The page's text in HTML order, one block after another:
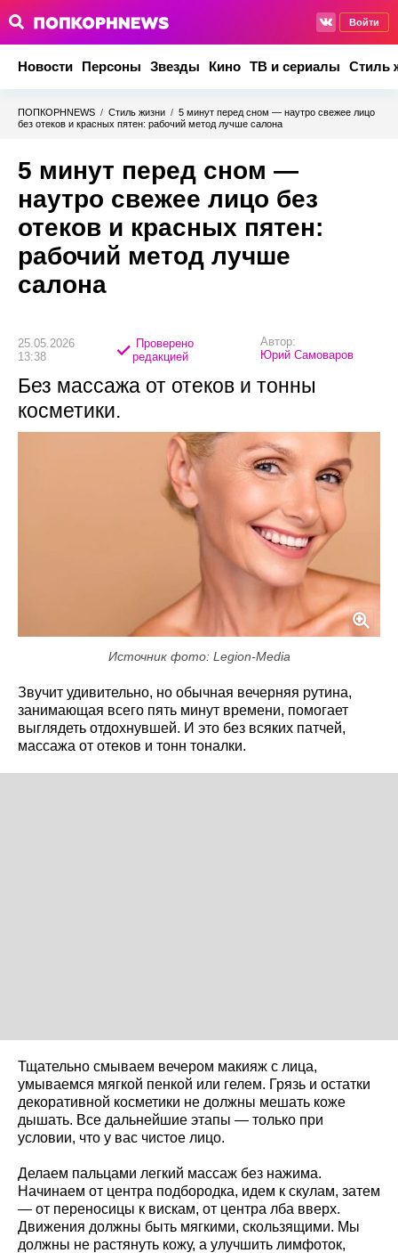
Войти
Новости Персоны Звезды Кино ТВ и сериалы Стиль
ПОПКОРНNEWS / Стиль жизни / 5 минут перед сном — наутро свежее лицо
без отеков и красных пятен: рабочий метод лучше салона
5 минут перед сном —
наутро свежее лицо без
отеков и красных пятен:
рабочий метод лучше
салона
25.05.2026
13:38
Проверено
редакцией
Автор:
Юрий Самоваров
Без массажа от отеков и тонны
косметики.
Источник фото: Legion-Media
Звучит удивительно, но обычная вечерняя рутина,
занимающая всего пять минут времени, помогает
выглядеть отдохнувшей. И это без всяких патчей,
массажа от отеков и тонн тоналки.
Тщательно смываем вечером макияж с лица,
умываемся мягкой пенкой или гелем. Грязь и остатки
декоративной косметики не должны мешать коже
дышать. Все дальнейшие этапы — только при
условии, что у вас чистое лицо.
Делаем пальцами легкий массаж без нажима.
Начинаем от центра подбородка, идем к скулам, затем
— от переносицы к вискам, от центра лба вверх.
Движения должны быть мягкими, скользящими. Мы
должны не растянуть кожу, а улучшить лимфоток,